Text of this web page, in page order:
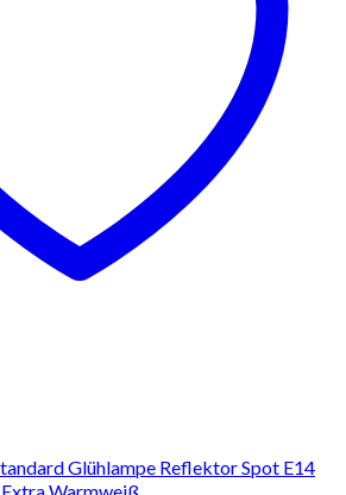
Glühlampe Reflektor Spot E14